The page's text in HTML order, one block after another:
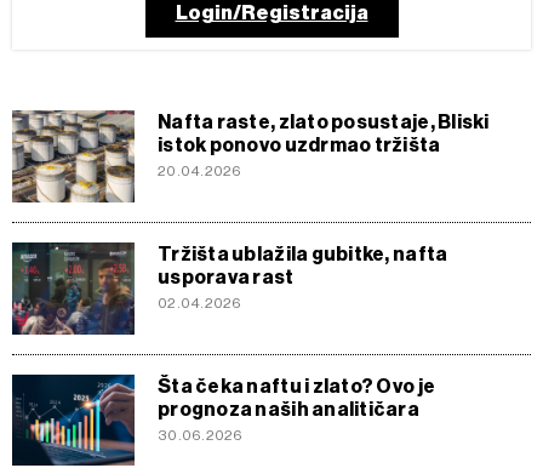
Login/Registracija
Nafta raste, zlato posustaje, Bliski
istok ponovo uzdrmao tržišta
20.04.2026
Tržišta ublažila gubitke, nafta
usporava rast
02.04.2026
Šta čeka naftu i zlato? Ovo je
prognoza naših analitičara
30.06.2026